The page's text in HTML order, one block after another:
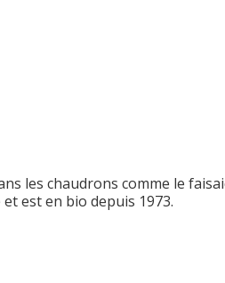
les chaudrons comme le
est en bio depuis 1973.